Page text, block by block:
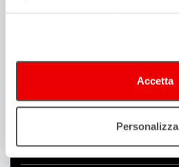
Accetta
Personalizza
NOVEMBRE
OTTOBRE